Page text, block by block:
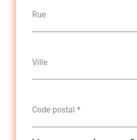
Rue
Ville
Code postal*